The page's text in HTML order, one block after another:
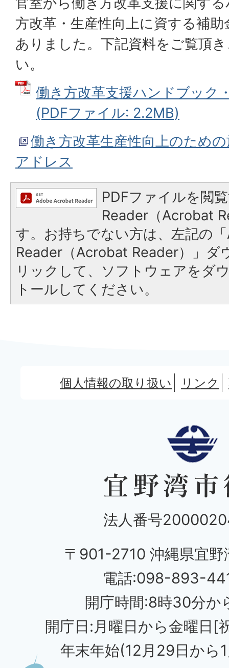
方改革・生産性向上に資する補
ありました。下記資料をご覧頂
い。
働き方改革支援ハンドブック
(PDFファイル: 2.2MB)
働き方改革生産性向上のため
アドレス
PDFファイルを閲
Reader（Acrobat
す。お持ちでない方は、左記の
Reader（Acrobat Reader）」ダ
リックして、ソフトウェアをダ
トールしてください。
個人情報の取り扱い リンク
法人番号
〒901-2710 沖縄県宜野
電話:098-893-
開庁時間:8時30分か
開庁日:月曜日から金曜日[
年末年始(12月29日から